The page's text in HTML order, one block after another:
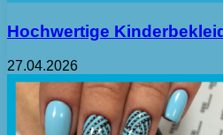
Hochwertige
27.04.2026